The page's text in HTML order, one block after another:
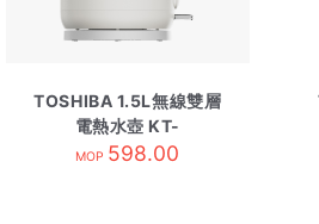
TOSHIBA 1.5L無線雙層
電熱水壺 KT-
15DRTHK/W
MOP 598.00